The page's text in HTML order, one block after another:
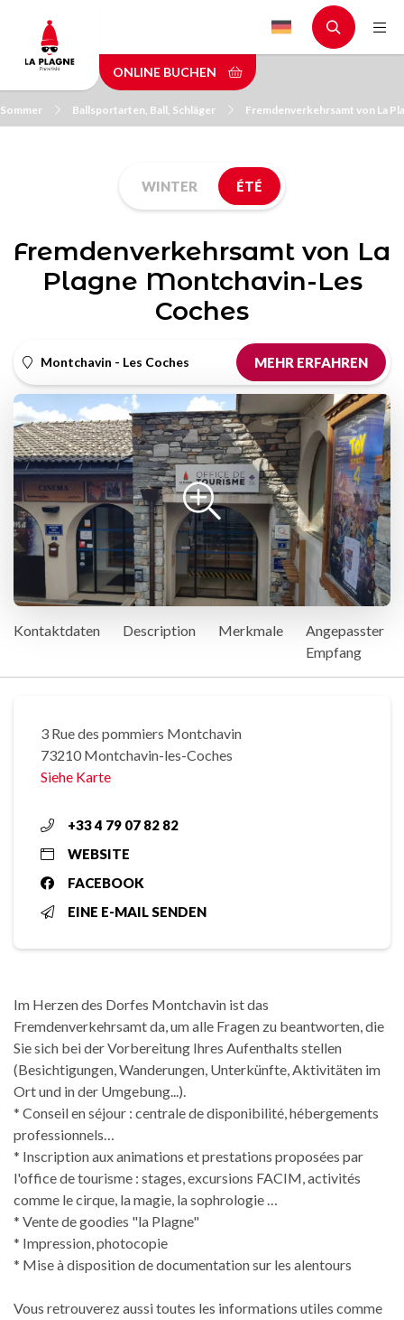
main
content
ONLINE BUCHEN
Ballsportarten, Ball, Schläger Fremdenverkehrsamt von La
WINTER ÉTÉ
Fremdenverkehrsamt von La
Plagne Montchavin-Les
Coches
Montchavin - Les Coches MEHR ERFAHREN
Kontaktdaten Description Merkmale
Angepasster
Empfang
3 Rue des pommiers Montchavin
73210 Montchavin-les-Coches
Siehe Karte
+33 4 79 07 82 82
WEBSITE
FACEBOOK
EINE E-MAIL SENDEN
Im Herzen des Dorfes Montchavin ist das
Fremdenverkehrsamt da, um alle Fragen zu beantworten, die
Sie sich bei der Vorbereitung Ihres Aufenthalts stellen
(Besichtigungen, Wanderungen, Unterkünfte, Aktivitäten im
Ort und in der Umgebung...).
* Conseil en séjour : centrale de disponibilité, hébergements
professionnels…
* Inscription aux animations et prestations proposées par
l'office de tourisme : stages, excursions FACIM, activités
comme le cirque, la magie, la sophrologie …
* Vente de goodies "la Plagne"
* Impression, photocopie
* Mise à disposition de documentation sur les alentours
Vous retrouverez aussi toutes les informations utiles comme